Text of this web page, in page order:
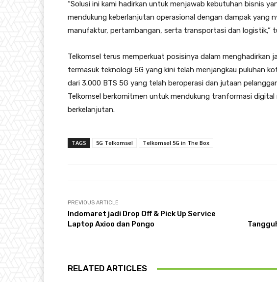
“Solusi ini kami hadirkan untuk menjawab kebutuhan bisnis
mendukung keberlanjutan operasional dengan dampak
manufaktur, pertambangan, serta transportasi dan logistik,”
Telkomsel terus memperkuat posisinya dalam menghadirkan
termasuk teknologi 5G yang kini telah menjangkau puluhan
dari 3.000 BTS 5G yang telah beroperasi dan jutaan
Telkomsel berkomitmen untuk mendukung tranformasi digital
berkelanjutan.
TAGS 5G Telkomsel Telkomsel 5G in The Box
PREVIOUS ARTICLE
Indomaret jadi Drop Off & Pick Up Service
Laptop Axioo dan Pongo
RELATED ARTICLES